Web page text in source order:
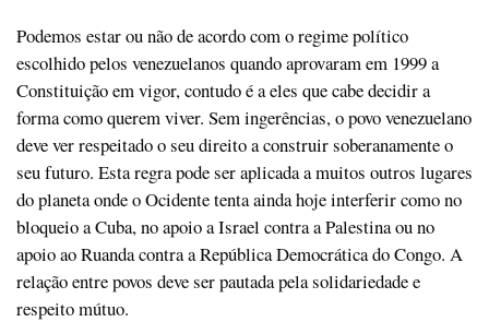
Podemos estar ou não de acordo com o regime político
escolhido pelos venezuelanos quando aprovaram em 1999 a
Constituição em vigor, contudo é a eles que cabe decidir a
forma como querem viver. Sem ingerências, o povo venezuelano
deve ver respeitado o seu direito a construir soberanamente o
seu futuro. Esta regra pode ser aplicada a muitos outros lugares
do planeta onde o Ocidente tenta ainda hoje interferir como no
bloqueio a Cuba, no apoio a Israel contra a Palestina ou no
apoio ao Ruanda contra a República Democrática do Congo. A
relação entre povos deve ser pautada pela solidariedade e
respeito mútuo.